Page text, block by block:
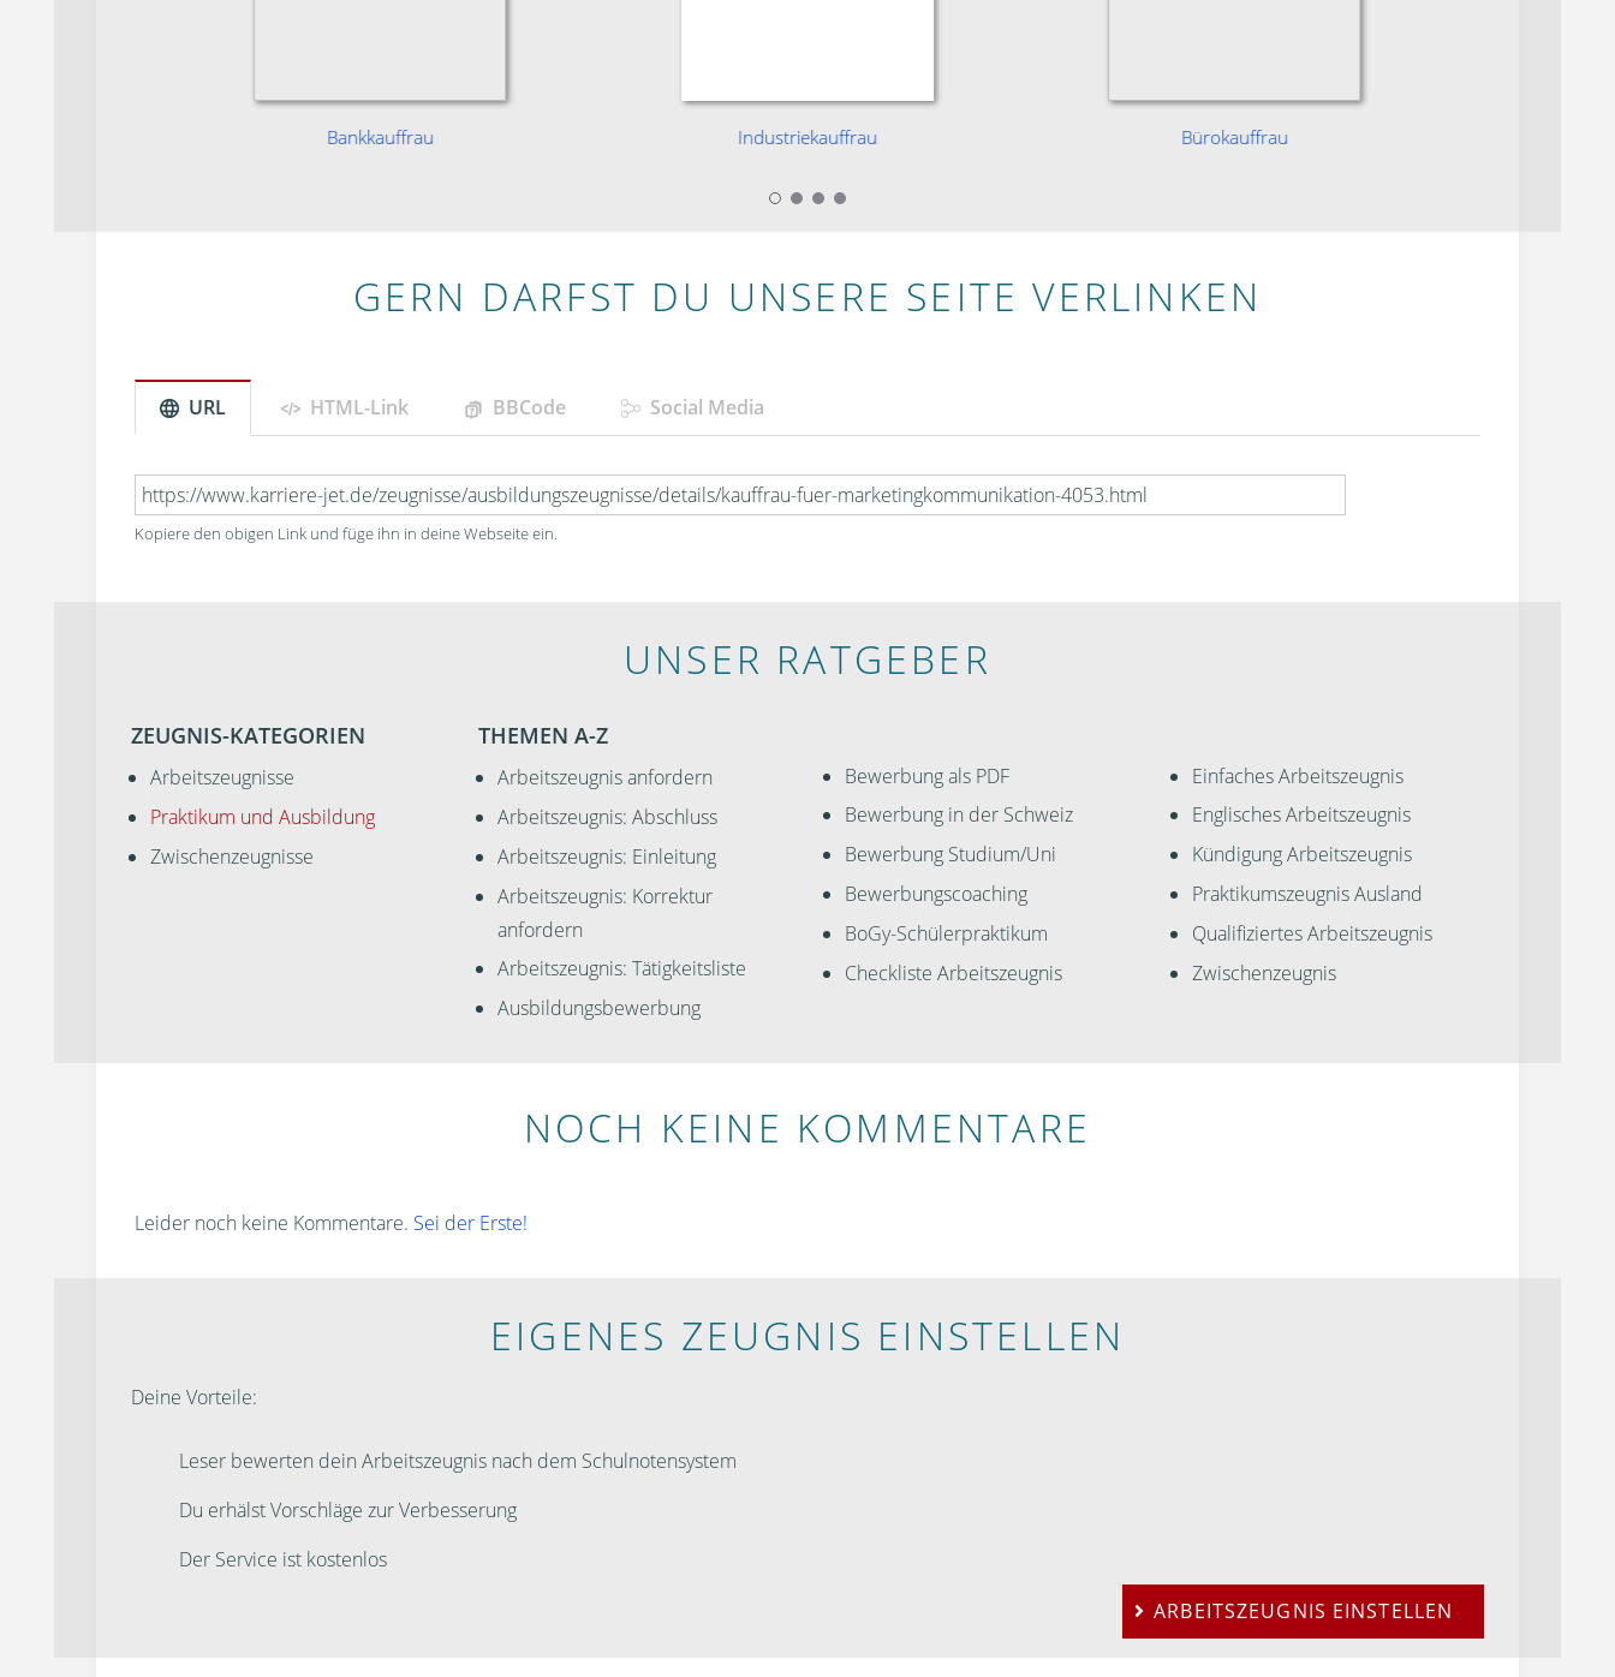
Bankkauffrau Industriekauffrau Bürokauffrau
GERN DARFST DU UNSERE SEITE VERLINKEN
URL HTML-Link BBCode Social Media
Kopiere den obigen Link und füge ihn in deine Webseite ein.
UNSER RATGEBER
ZEUGNIS-KATEGORIEN
Arbeitszeugnisse
Praktikum und Ausbildung
Zwischenzeugnisse
THEMEN A-Z
Arbeitszeugnis anfordern
Arbeitszeugnis: Abschluss
Arbeitszeugnis: Einleitung
Arbeitszeugnis: Korrektur
anfordern
Arbeitszeugnis: Tätigkeitsliste
Ausbildungsbewerbung
Bewerbung als PDF
Bewerbung in der Schweiz
Bewerbung Studium/Uni
Bewerbungscoaching
BoGy-Schülerpraktikum
Checkliste Arbeitszeugnis
Einfaches Arbeitszeugnis
Englisches Arbeitszeugnis
Kündigung Arbeitszeugnis
Praktikumszeugnis Ausland
Qualifiziertes Arbeitszeugnis
Zwischenzeugnis
NOCH KEINE KOMMENTARE
Leider noch keine Kommentare. Sei der Erste!
EIGENES ZEUGNIS EINSTELLEN
Deine Vorteile:
Leser bewerten dein Arbeitszeugnis nach dem Schulnotensystem
Du erhälst Vorschläge zur Verbesserung
Der Service ist kostenlos
ARBEITSZEUGNIS EINSTELLEN